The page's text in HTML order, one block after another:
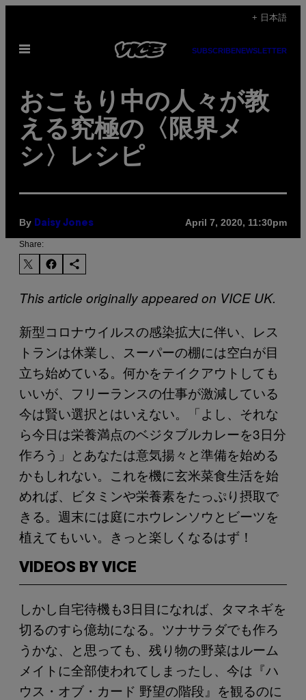
content
+ 日本語
Open
SUBSCRIBENEWSLETTER
おこもり中の人々が教
える究極の〈限界メ
シ〉レシピ
By Daisy Jones April 7, 2020, 11:30pm
Share:
This article originally appeared on VICE UK.
新型コロナウイルスの感染拡大に伴い、レス
トランは休業し、スーパーの棚には空白が目
立ち始めている。何かをテイクアウトしても
いいが、フリーランスの仕事が激減している
今は賢い選択とはいえない。「よし、それな
ら今日は栄養満点のベジタブルカレーを3日分
作ろう」とあなたは意気揚々と準備を始める
かもしれない。これを機に玄米菜食生活を始
めれば、ビタミンや栄養素をたっぷり摂取で
きる。週末には庭にホウレンソウとビーツを
植えてもいい。きっと楽しくなるはず！
VIDEOS BY VICE
しかし自宅待機も3日目になれば、タマネギを
切るのすら億劫になる。ツナサラダでも作ろ
うかな、と思っても、残り物の野菜はルーム
メイトに全部使われてしまったし、今は『ハ
ウス・オブ・カード 野望の階段』を観るのに